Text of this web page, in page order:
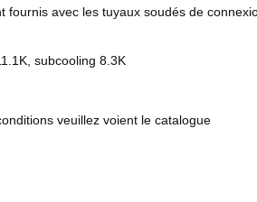
avec les tuyaux soudés de
subcooling 8.3K
veuillez voient le catalogue